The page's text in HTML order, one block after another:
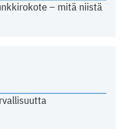
– mitä niistä